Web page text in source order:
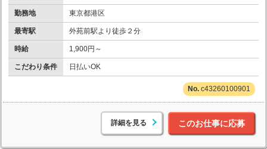
勤務地 東京都港区
最寄駅 外苑前駅より徒歩２分
時給 1,900円～
こだわり条件 日払いOK
c43260100901
詳細を見る このお仕事に応募